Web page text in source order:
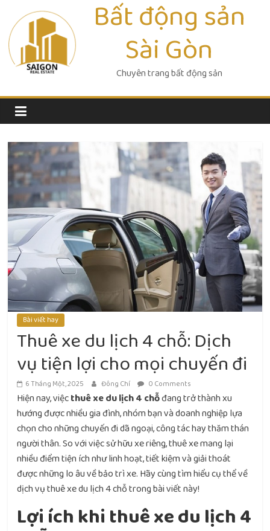
content
Bất động sản
Sài Gòn
Chuyên trang bất động sản
Bài viết hay
Thuê xe du lịch 4 chỗ: Dịch
vụ tiện lợi cho mọi chuyến đi
6 Tháng Một, 2025 Đông Chí 0 Comments
Hiện nay, việcthuê xe du lịch 4 chỗđang trở thành xu
hướng được nhiều gia đình, nhóm bạn và doanh nghiệp lựa
chọn cho những chuyến đi dã ngoại, công tác hay thăm thán
người thân. So với việc sử hữu xe riêng, thuê xe mang lại
nhiều điểm tiện ích như linh hoạt, tiết kiệm và giải thoát
được những lo âu về bảo trì xe. Hãy cùng tìm hiểu cụ thể về
dịch vụ thuê xe du lịch 4 chỗ trong bài viết này!
Lợi ích khi thuê xe du lịch 4